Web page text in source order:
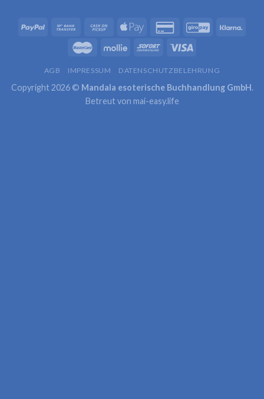
AGB IMPRESSUM DATENSCHUTZBELEHRUNG
Copyright 2026 © Mandala esoterische Buchhandlung GmbH .
Betreut von mai-easy.life